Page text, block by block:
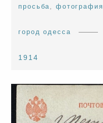
просьба
,фотография
город одесса
1914